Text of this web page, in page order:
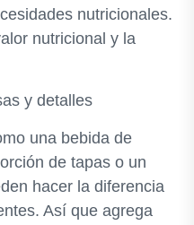
nutricionales.
nutricional y la
y detalles
una bebida de
de tapas o un
hacer la diferencia
Así que agrega